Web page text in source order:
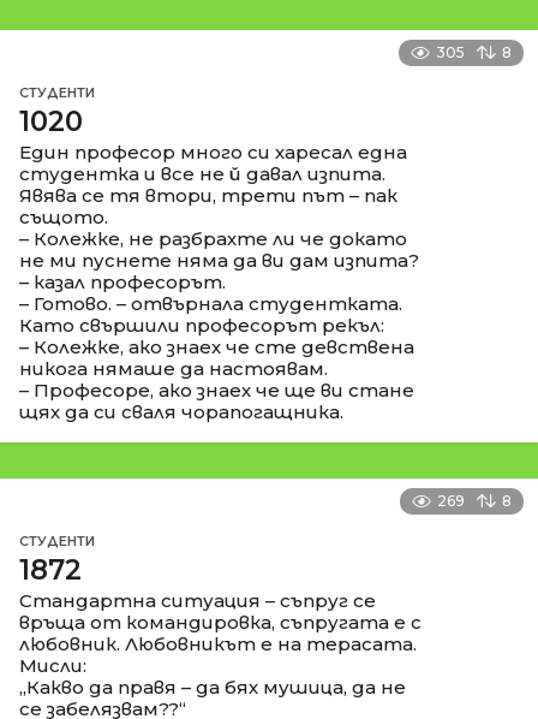
305 8
СТУДЕНТИ
1020
Един професор много си харесал една
студентка и все не й давал изпита.
Явява се тя втори, трети път – пак
същото.
– Колежке, не разбрахте ли че докато
не ми пуснете няма да ви дам изпита?
– казал професорът.
– Готово. – отвърнала студентката.
Като свършили професорът рекъл:
– Колежке, ако знаех че сте девствена
никога нямаше да настоявам.
– Професоре, ако знаех че ще ви стане
щях да си сваля чорапогащника.
269 8
СТУДЕНТИ
1872
Стандартна ситуация – съпруг се
връща от командировка, съпругата е с
любовник. Любовникът е на терасата.
Мисли:
„Какво да правя – да бях мушица, да не
се забелязвам??“